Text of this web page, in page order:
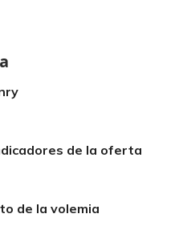
de la oferta
de la volemia